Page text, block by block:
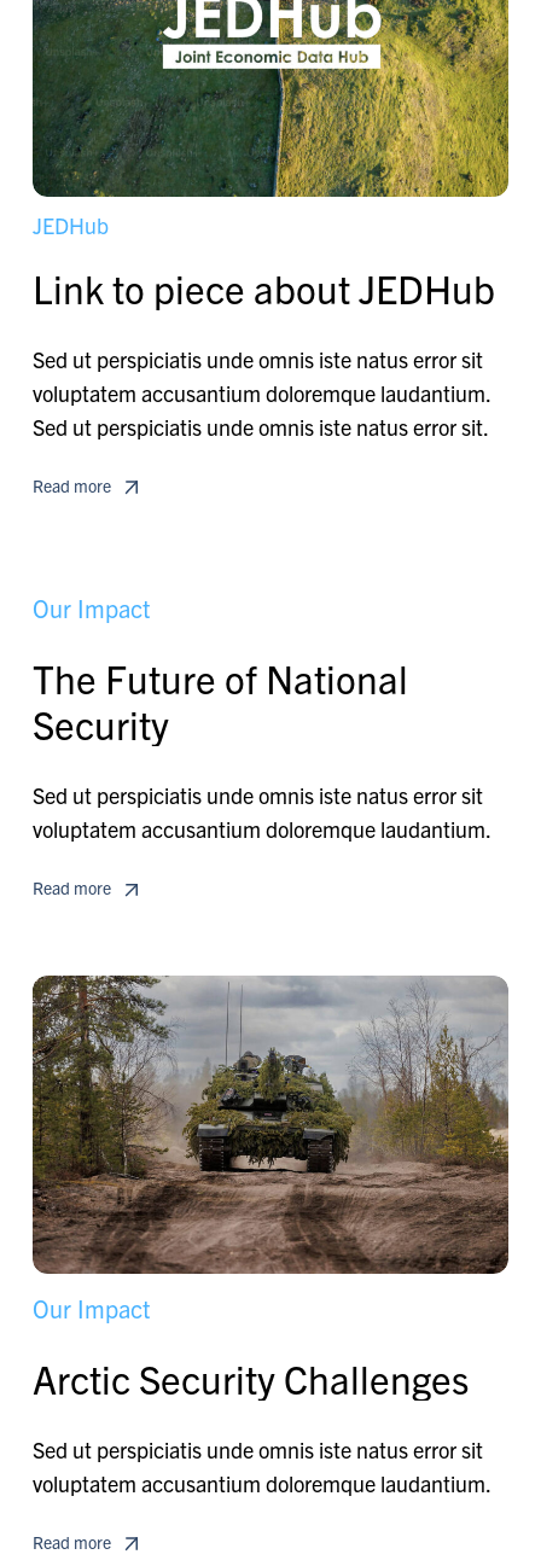
JEDHub
Link to piece aboutJEDHub
Sed ut perspiciatis unde omnis iste natus error sit
voluptatem accusantium doloremque laudantium.
Sed ut perspiciatis unde omnis iste natus error sit.
Read more
Our Impact
The Future of National
Security
Sed ut perspiciatis unde omnis iste natus error sit
voluptatem accusantium doloremque laudantium.
Read more
Our Impact
Arctic Security Challenges
Sed ut perspiciatis unde omnis iste natus error sit
voluptatem accusantium doloremque laudantium.
Read more